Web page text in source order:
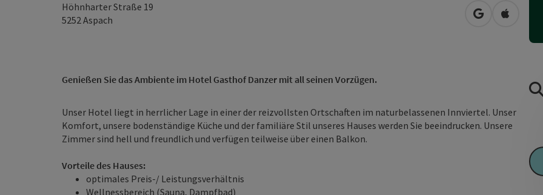
Höhnharter Straße 19
5252Aspach in Google
in
Genießen Sie das Ambiente im Hotel Gasthof Danzer mit all seinen Vorzügen.
Unser Hotel liegt in herrlicher Lage in einer der reizvollsten Ortschaften im naturbelassenen Innviertel. Unser
Komfort, unsere bodenständige Küche und der familiäre Stil unseres Hauses werden Sie beeindrucken. Unsere
Zimmer sind hell und freundlich und verfügen teilweise über einen Balkon.
Vorteile des Hauses:
optimales Preis-/ Leistungsverhältnis
Wellnessbereich (Sauna, Dampfbad)